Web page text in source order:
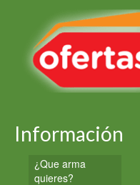
Información
¿Que arma
quieres?